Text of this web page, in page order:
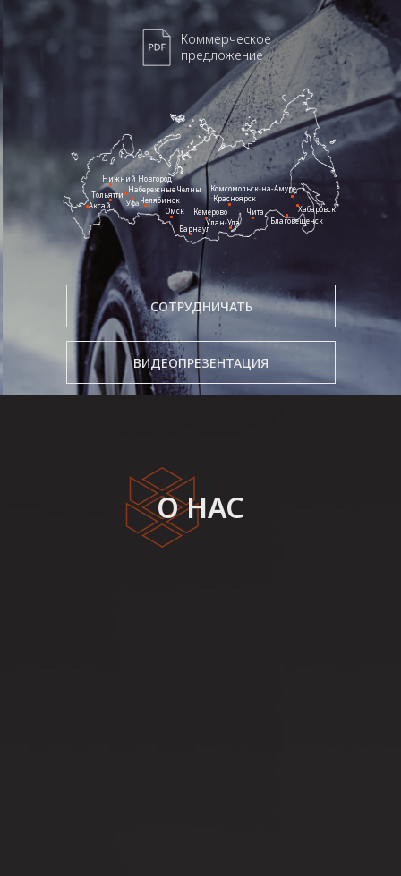
СОТРУДНИЧАТЬ
Коммерческое
предложение
ВИДЕОПРЕЗЕНТАЦИЯ
Улан-Удэ
Чита
Хабаровск
Благовещенск
Нижний Новгород
Челябинск
Уфа
Набережные Челны
Тольятти
Омск
Барнаул
Кемерово
Красноярск
Комсомольск-на-Амуре
Аксай
О НАС